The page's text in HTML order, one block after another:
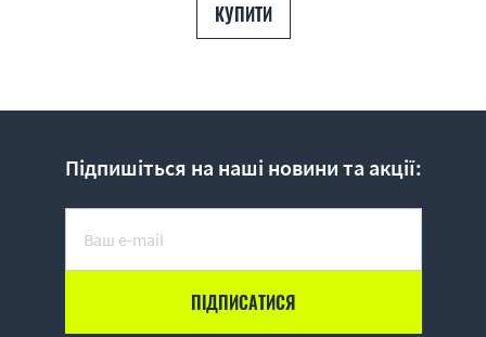
КУПИТИ
Підпишіться на наші новини та акції: